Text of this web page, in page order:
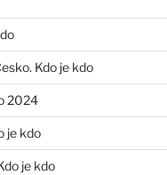
Kdo je kdo
2024
je kdo
je kdo